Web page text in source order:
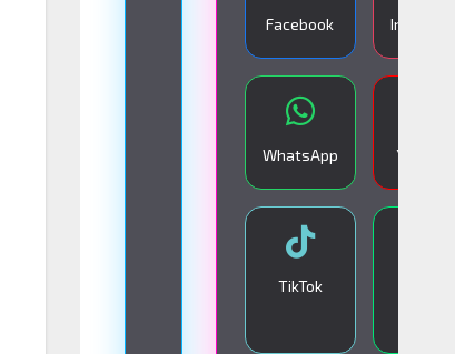
Facebook
WhatsApp YouTube
TikTok